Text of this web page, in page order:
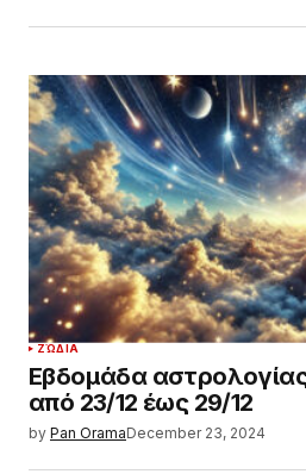
ΖΏΔΙΑ
Εβδομάδα
από 23/12 έως 29/12
by Pan OramaDecember 23, 2024